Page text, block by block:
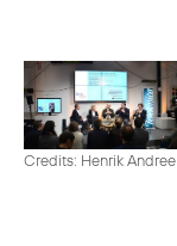
Credits: Henrik Andree